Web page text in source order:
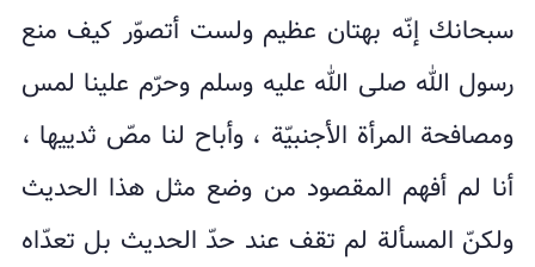
سبحانك إنّه بهتان عظیم ولست أتصوّر کیف منع
رسول الله صلى الله علیه وسلم وحرّم علینا لمس
ومصافحة المرأة الأجنبیّة ، وأباح لنا مصّ ثدییها ،
أنا لم أفهم المقصود من وضع مثل هذا الحدیث
ولکنّ المسألة لم تقف عند حدّ الحدیث بل تعدّاه